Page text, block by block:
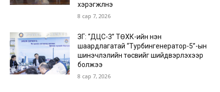
хэрэгжүүлнэ
8 сар 7, 2026
ЗГ: “ДЦС-3” ТӨХК-ийн нэн
шаардлагатай “Турбингенератор-5”-ын
шинэчлэлийн төсвийг шийдвэрлэхээр
болжээ
8 сар 7, 2026